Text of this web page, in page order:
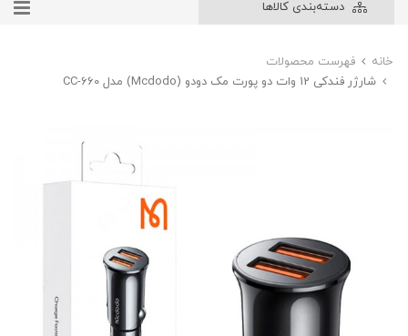
دسته‌بندی کالاها
خانه
فهرست محصولات
شارژر فندکی 12 وات دو پورت مک دودو (Mcdodo) مدل CC-660